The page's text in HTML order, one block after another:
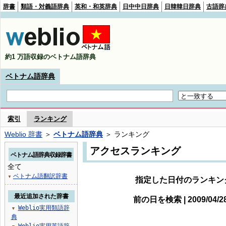
辞書 類語・対義語辞典 英和・和英辞典 日中中日辞典 日韓韓日辞典 古語辞
約1 万語収録のベトナム語辞典
ベトナム語辞典
索引 ランキング
Weblio 辞書 ＞ ベトナム語辞典 ＞ ランキング
アクセスランキング
指定した日付のランキ
前の日を検索 | 2009/04/
ベトナム語辞典収録辞書
全て
▼ ベトナム語翻訳辞書
最近追加された辞書
▼
Weblio実用類語辞
典